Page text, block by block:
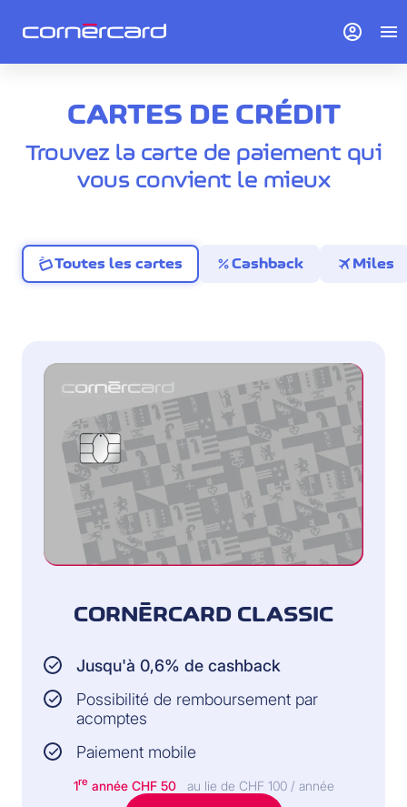
CARTES DE CRÉDIT
Trouvez la carte de paiement qui
vous convient le mieux
Toutes les cartes percentCashback travel Miles
CORNÈRCARD CLASSIC
Jusqu'à 0,6% de cashback
Possibilité de remboursement par
acomptes
Paiement mobile
1re année CHF 50 au lie de CHF 100 / année
account_circle menu